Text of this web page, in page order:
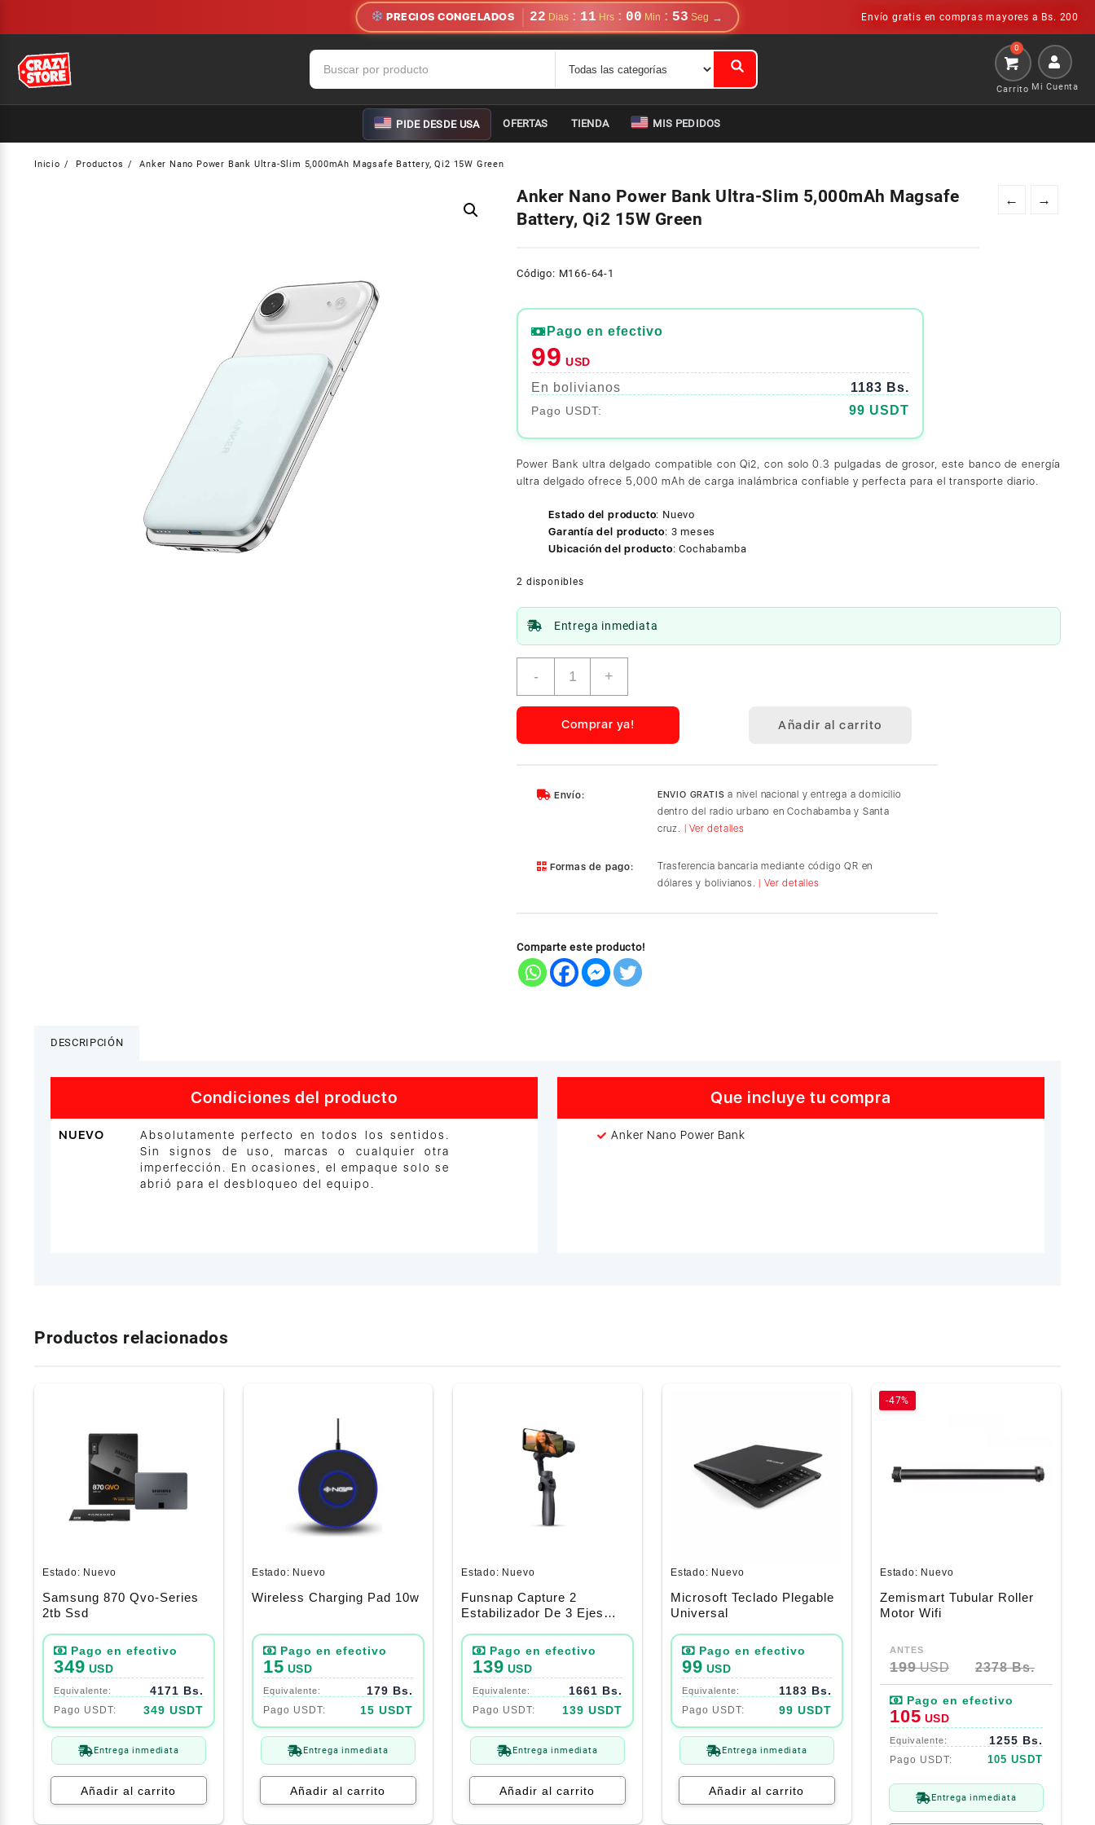
PRECIOS CONGELADOS 22 : 11 : 00 : 52 Envío gratis en compras mayores a Bs. 200
Mi Cuenta
PIDE DESDE USA OFERTAS TIENDA MIS PEDIDOS
Inicio Productos Anker Nano Power Bank Ultra-Slim 5,000mAh Magsafe Battery, Qi2 15W Green
← →
Anker Nano Power Bank Ultra-Slim 5,000mAh Magsafe
Battery, Qi2 15W Green
Código: M166-64-1
Pago en efectivo
99 USD
En bolivianos
1183 Bs.
99 USDT
Power Bank ultra delgado compatible con Qi2, con solo 0.3 pulgadas de grosor, este banco de energía
ultra delgado ofrece 5,000 mAh de carga inalámbrica confiable y perfecta para el transporte diario.
Estado del producto: Nuevo
Garantía del producto: 3 meses
Ubicación del producto:Cochabamba
2 disponibles
Entrega inmediata
-
Nano
Power
Battery,
cantidad
+
Comprar ya! Añadir al carrito
Envío: ENVIO GRATIS a nivel nacional y entrega a domicilio
dentro del radio urbano en Cochabamba y Santa
cruz.
| Ver detalles
Formas de pago:
Trasferencia bancaria mediante código QR en
dólares y bolivianos.
| Ver detalles
Comparte este producto!
DESCRIPCIÓN
Condiciones del producto
NUEVO
Absolutamente perfecto en todos los sentidos.
Sin signos de uso, marcas o cualquier otra
imperfección. En ocasiones, el empaque solo se
abrió para el desbloqueo del equipo.
Que incluye tu compra
Anker Nano Power Bank
Productos relacionados
Estado: Nuevo
Samsung 870 Qvo-Series
2tb Ssd
349 USD
4171 Bs.
349 USDT
Entrega inmediata
Añadir al carrito
Estado: Nuevo
Wireless Charging Pad 10w
15 USD
179 Bs.
15 USDT
Entrega inmediata
Añadir al carrito
Estado: Nuevo
Funsnap Capture 2
Estabilizador De 3 Ejes
139 USD
1661 Bs.
139 USDT
Entrega inmediata
Añadir al carrito
Estado: Nuevo
Microsoft Teclado Plegable
Universal
99 USD
1183 Bs.
99 USDT
Entrega inmediata
Añadir al carrito
-47%
Estado: Nuevo
Zemismart Tubular Roller
Motor Wifi
199USD 2378 Bs.
original
era:
199$.
105 USD
1255 Bs.
105 USDT
actual
es:
105$.
Entrega inmediata